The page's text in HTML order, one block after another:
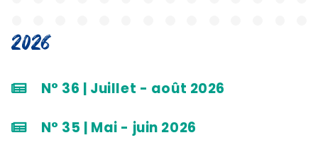
2026
N° 36 | Juillet - août 2026
N° 35 | Mai - juin 2026